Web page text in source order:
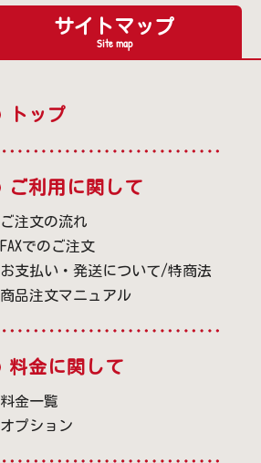
サイトマップ
Site map
トップ
ご利用に関して
ご注文の流れ
FAXでのご注文
お支払い・発送について/特商法
商品注文マニュアル
料金に関して
料金一覧
オプション